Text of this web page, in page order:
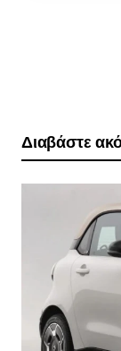
Διαβάστε